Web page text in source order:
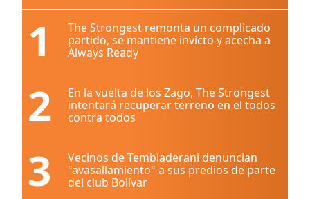
1
The Strongest remonta un complicado
partido, se mantiene invicto y acecha a
Always Ready
2
En la vuelta de los Zago, The Strongest
intentará recuperar terreno en el todos
contra todos
3
Vecinos de Tembladerani denuncian
"avasallamiento" a sus predios de parte
del club Bolívar